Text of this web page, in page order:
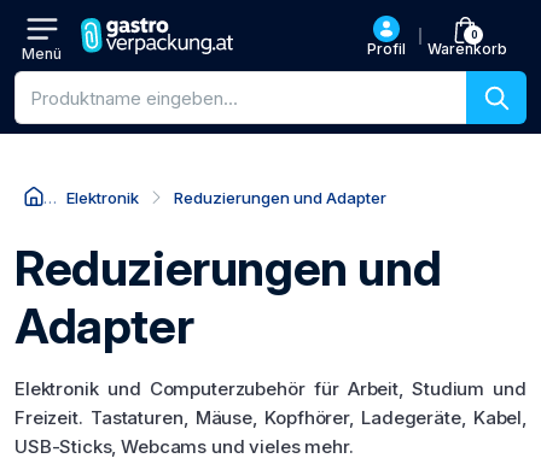
Menü Profil
0
Warenkorb
Produktsuche
Elektronik Reduzierungen und Adapter
Reduzierungen und
Adapter
Elektronik und Computerzubehör für Arbeit, Studium und
Freizeit. Tastaturen, Mäuse, Kopfhörer, Ladegeräte, Kabel,
USB-Sticks, Webcams und vieles mehr.